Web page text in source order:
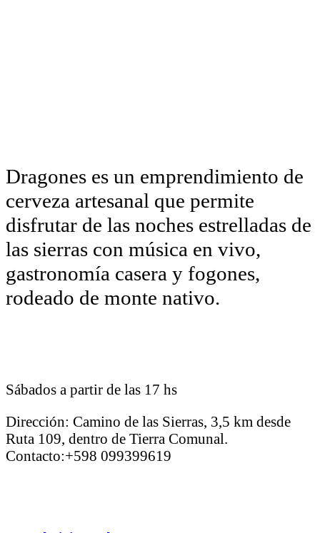
Dragones es un emprendimiento de
cerveza artesanal que permite
disfrutar de las noches estrelladas de
las sierras con música en vivo,
gastronomía casera y fogones,
rodeado de monte nativo.
Sábados a partir de las 17 hs
Dirección: Camino de las Sierras, 3,5 km desde
Ruta 109, dentro de Tierra Comunal.
Contacto:+598 099399619